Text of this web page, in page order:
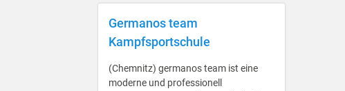
Germanos team
Kampfsportschule
(Chemnitz) germanos team ist eine
moderne und professionell